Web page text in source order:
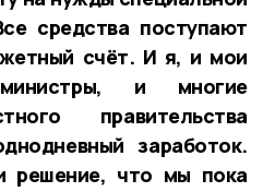
средства поступают
счёт. И я, и мои
и многие
правительства
заработок.
решение, что мы пока